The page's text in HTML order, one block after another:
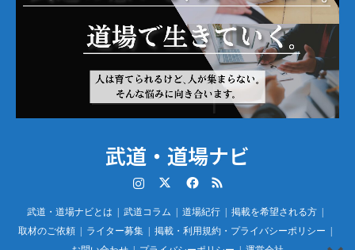
武道・道場ナビ
RSS
武道・道場ナビとは 武道コラム 道場紀行
掲載を希望される方
取材のご依頼
ライター募集
掲載・利用規約・プライバシーポリシー